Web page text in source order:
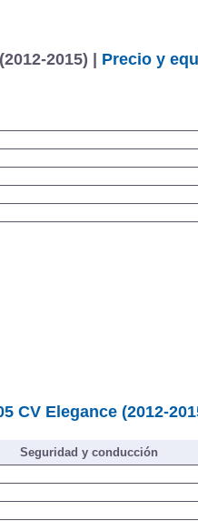
2015) | Precio y
CV Elegance (2012-
Seguridad y conducción